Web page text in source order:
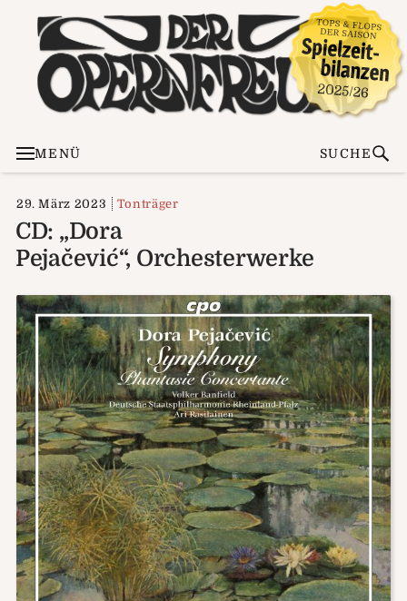
MENÜ SUCHE
29. März 2023 Tonträger
CD: „Dora
Pejačević“, Orchesterwerke